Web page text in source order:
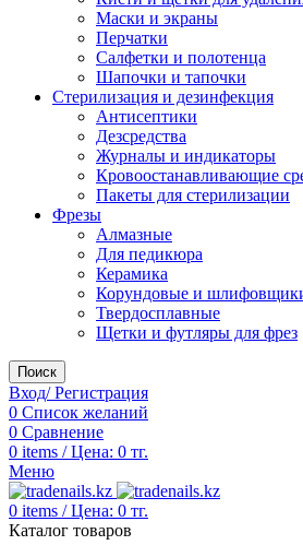
Маски и экраны
Перчатки
Салфетки и полотенца
Шапочки и тапочки
Стерилизация и дезинфекция
Антисептики
Дезсредства
Журналы и индикаторы
Кровоостанавливающие
Пакеты для стерилизации
Фрезы
Алмазные
Для педикюра
Керамика
Корундовые и
Твердосплавные
Щетки и футляры для фрез
Поиск
Вход/ Регистрация
0 Список желаний
0 Сравнение
0 items / Цена: 0 тг.
Меню
0 items / Цена: 0 тг.
Каталог товаров